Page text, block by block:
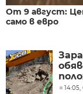
От 9 август:
само в евро
14:05,